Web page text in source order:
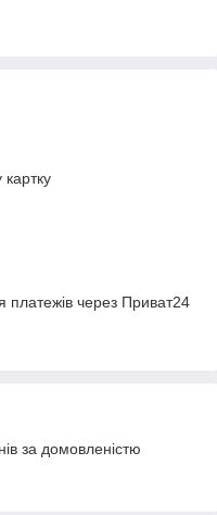
платежів через Приват24
за домовленістю